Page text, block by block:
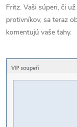
Fritz. Vaši súperi, či
protivníkov, sa teraz
komentujú vaše ťahy.